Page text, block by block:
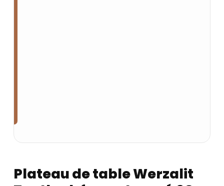
Plateau de table Werzalit